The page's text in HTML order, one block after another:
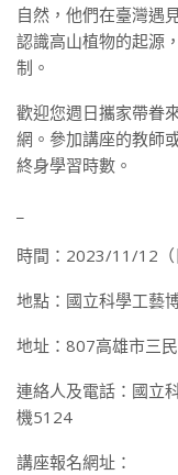
自然，他們在臺灣遇
認識高山植物的起源
制。
歡迎您週日攜家帶眷
網。參加講座的教師
終身學習時數。
時間：2023/11/12
地點：國立科學工藝
地址：807高雄市三
連絡人及電話：國立
機5124
講座報名網址：